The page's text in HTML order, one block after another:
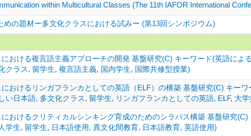
within Multicultural Classes (The 11th IAFOR International
めの題材ー多文化クラスにおける試みー (第13回シンポジウム)
おける複言語主義アプローチの開発 基盤研究(C) キーワード(英語によ
クラス, 留学生, 複言語主義, 国内学生, 国際共修型授業)
おけるリンガフランカとしての英語（ELF）の構築 基盤研究(C) キー
い日本語, 多文化クラス, 留学生, リンガフランカとしての英語, ELF, 大
おけるクリティカルシンキング育成のためのシラバス構築 基盤研究
学生, 留学生, 日本語使用, 異文化間教育, 日本語教育, 英語使用)